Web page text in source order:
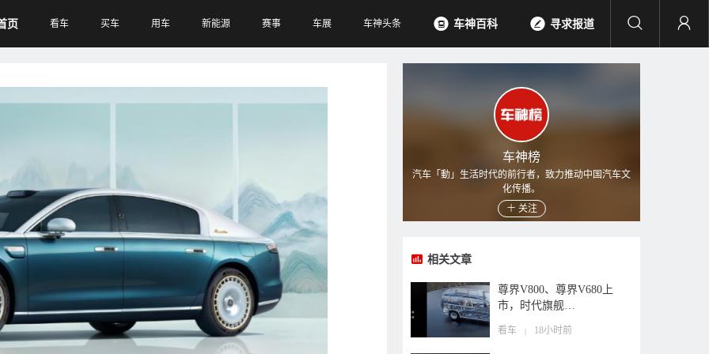
页 看车 买车 用车 新能源 赛事 车展 车神头条 车神百科 寻求报道
车神榜
汽车「動」生活时代的前行者，致力推动中国汽车文
化传播。
关注
相关文章
尊界V800、尊界V680上
市，时代旗舰…
看车 18小时前